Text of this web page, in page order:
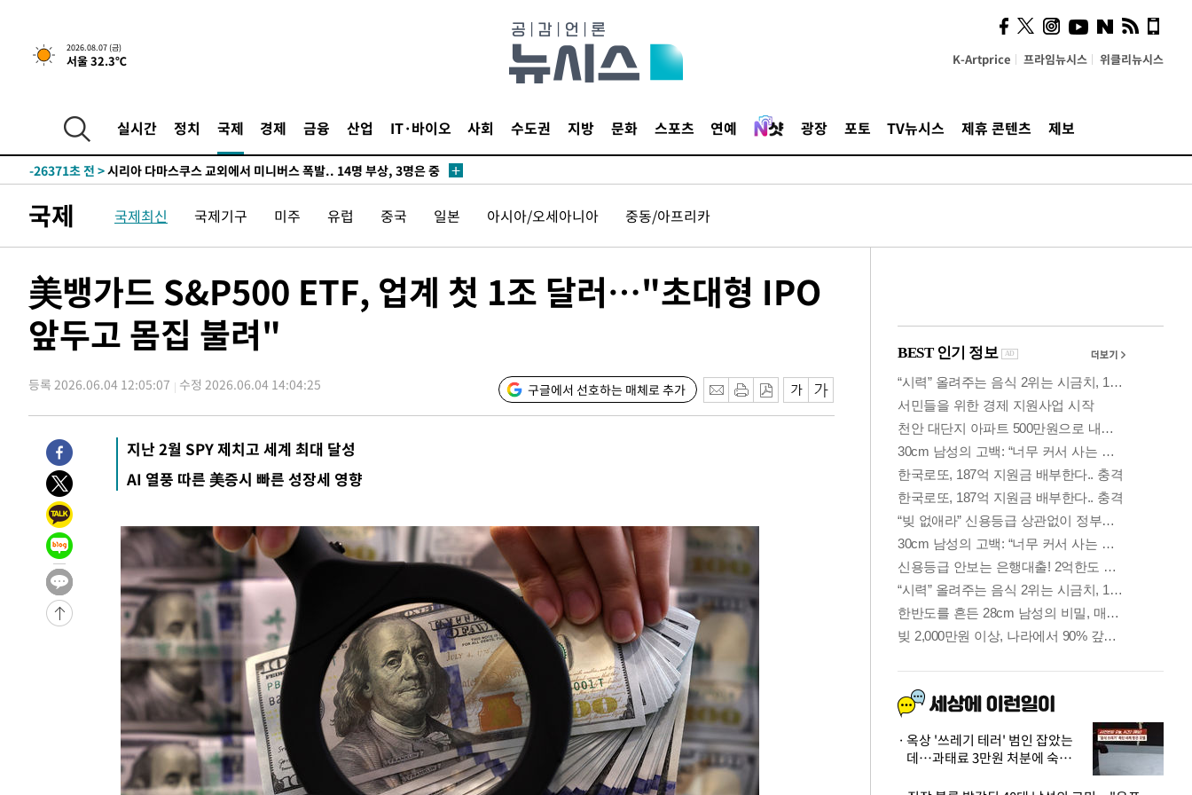
2026.08.07 (금)
서울 32.3℃ K-Artprice 프라임뉴시스 위클리뉴시스
실시간 정치 국제 경제 금융 산업 IT·바이오 사회 수도권 지방 문화 스포츠 연예 광장 포토 TV뉴시스 제휴 콘텐츠 제보
-29701초 전 >[속보]합수본, '투표율 허위 입력' 중앙·서울·경기도 선관위 등 9곳
압수수색
-29456초 전 >[속보]원·달러 환율, 오전 9시 1423.8원
-29238초 전 >
[속보]코스닥, 5.95포인트(0.74%) 상승한 807.62개장
-29206초 전 >
-26371초 전 >시리아 다마스쿠스 교외에서 미니버스 폭발.. 14명 부상, 3명은 중
-20633초 전 >
이란, 호르무즈서 "적국 목표물들"과 대치로 남부 케슘섬에서 두차
-19348초 전 >[속보]美, 폴리실리콘 수입 규제…파생제품 15% 관세, 120일 후
-15199초 전 >[속보] 뉴욕증시, 일제 하락 마감…나스닥 0.06%↓
-32133초 전 >[속보]'300억원대 사기 혐의' 차가원 대표 구속 송치
-31327초 전 >"미 전국적 살모네라 식중독 원인은 멕시코산 할라피뇨"-- CDC
-29721초 전 >[속보]합수본, '투표율 허위 입력' 중앙·서울·경기도 선관위 등 9곳
압수수색
-29476초 전 >[속보]원·달러 환율, 오전 9시 1423.8원
-29272초 전 >
[속보]삼성전자·SK하이닉스 동반 강보합…1%대 상승 출발
-29258초 전 >
[속보]코스닥, 5.95포인트(0.74%) 상승한 807.62개장
-29226초 전 >
[속보]코스피, 6300선 재탈환…1.09% 오른 6365.07 개장
-26391초 전 >
-25689초 전 >
입추에도 극한더위…서울 낮 39도 '폭염중대경보'
-20653초 전 >
이란, 호르무즈서 "적국 목표물들"과 대치로 남부 케슘섬에서 두차
례 큰 폭발음
-19368초 전 >
[속보]美, 폴리실리콘 수입 규제…파생제품 15% 관세, 120일 후
발효
-17519초 전 >
[속보]트럼프, 美 원정출산 금지 행정명령 서명
[속보] 뉴욕증시, 일제 하락 마감…나스닥 0.06%↓
국제 국제최신 국제기구 미주 유럽 중국 일본 아시아/오세아니아 중동/아프리카
美뱅가드 S&P500 ETF, 업계 첫 1조 달러…"초대형 IPO
앞두고 몸집 불려"
등록 2026.06.04 12:05:07 수정 2026.06.04 14:04:25 구글에서 선호하는 매체로 추가
지난 2월 SPY 제치고 세계 최대 달성
AI 열풍 따른 美증시 빠른 성장세 영향
시, 스마트폰 액세서리에
NFC 더했다
옥상 '쓰레기 테러' 범인 잡았는
데…과태료 3만원 처분에 숙박업